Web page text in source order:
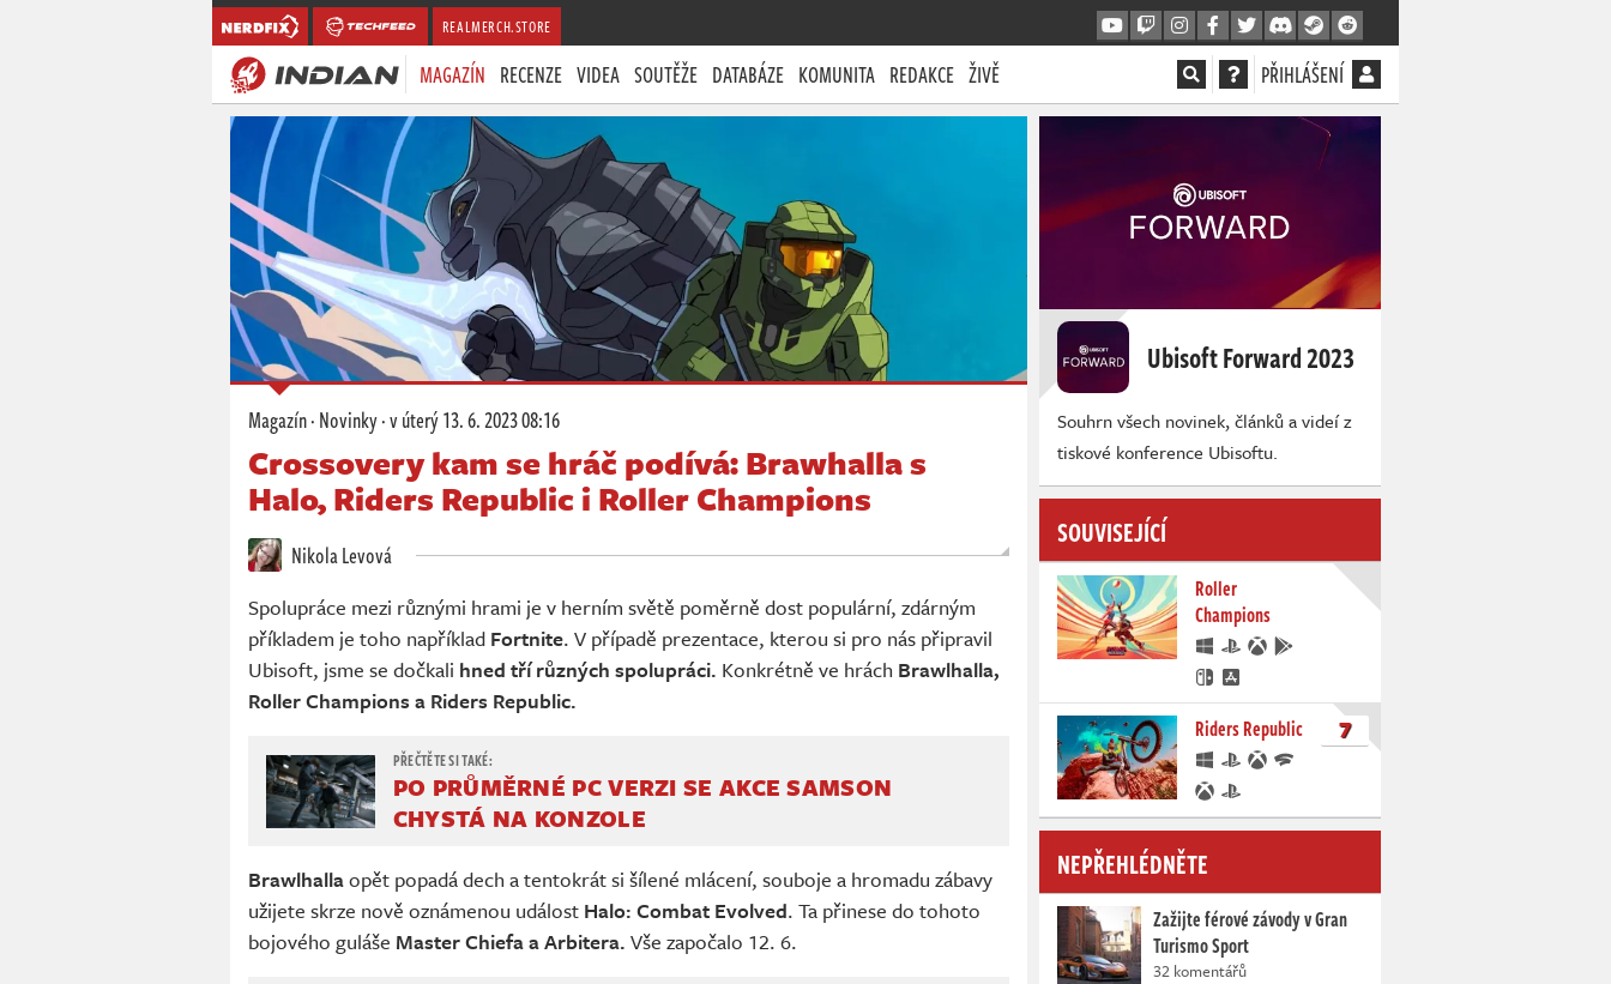
REALMERCH.STORE
MAGAZÍN RECENZE VIDEA SOUTĚŽE DATABÁZE KOMUNITA REDAKCE ŽIVĚ PŘIHLÁŠENÍ
Magazín·Novinky·v úterý13. 6. 2023 08:16
Crossovery kam se hráč podívá: Brawhalla s
Halo, Riders Republic i Roller Champions
Nikola Levová
Spolupráce mezi různými hrami je v herním světě poměrně dost populární, zdárným
příkladem je toho například Fortnite. V případě prezentace, kterou si pro nás připravil
Ubisoft, jsme se dočkali hned tří různých spolupráci. Konkrétně ve hrách Brawlhalla,
Roller Champions a Riders Republic.
PO PRŮMĚRNÉ PC VERZI SE AKCE SAMSON
CHYSTÁ NA KONZOLE
Brawlhallaopět popadá dech a tentokrát si šílené mlácení, souboje a hromadu zábavy
užijete skrze nově oznámenou událost Halo: Combat Evolved. Ta přinese do tohoto
bojového guláše Master Chiefa a Arbitera. Vše započalo 12. 6.
Ubisoft Forward 2023
Souhrn všech novinek, článků a videí z
tiskové konference Ubisoftu.
SOUVISEJÍCÍ
Roller
Champions
Riders Republic 7
NEPŘEHLÉDNĚTE
Zažijte férové závody v Gran
Turismo Sport
32 komentářů